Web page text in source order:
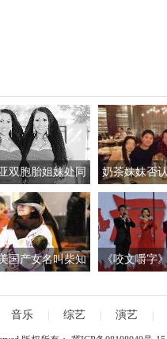
双胞胎姐妹处同
友 睡一张床
奶茶妹妹否
人 网友嘱咐
国产女名叫柴知
《咬文嚼字
音乐 综艺 演艺